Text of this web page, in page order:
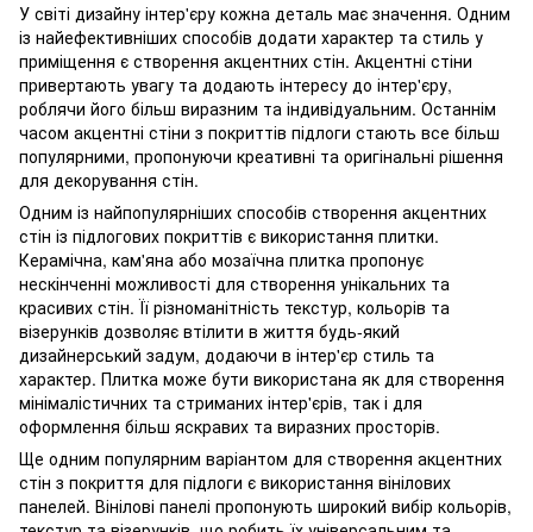
У світі дизайну інтер'єру кожна деталь має значення. Одним
із найефективніших способів додати характер та стиль у
приміщення є створення акцентних стін. Акцентні стіни
привертають увагу та додають інтересу до інтер'єру,
роблячи його більш виразним та індивідуальним. Останнім
часом акцентні стіни з покриттів підлоги стають все більш
популярними, пропонуючи креативні та оригінальні рішення
для декорування стін.
Одним із найпопулярніших способів створення акцентних
стін із підлогових покриттів є використання плитки.
Керамічна, кам'яна або мозаїчна плитка пропонує
нескінченні можливості для створення унікальних та
красивих стін. Її різноманітність текстур, кольорів та
візерунків дозволяє втілити в життя будь-який
дизайнерський задум, додаючи в інтер'єр стиль та
характер. Плитка може бути використана як для створення
мінімалістичних та стриманих інтер'єрів, так і для
оформлення більш яскравих та виразних просторів.
Ще одним популярним варіантом для створення акцентних
стін з покриття для підлоги є використання вінілових
панелей. Вінілові панелі пропонують широкий вибір кольорів,